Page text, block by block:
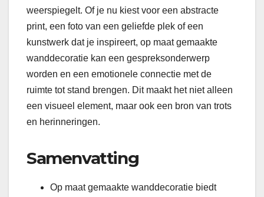
weerspiegelt. Of je nu kiest voor een abstracte
print, een foto van een geliefde plek of een
kunstwerk dat je inspireert, op maat gemaakte
wanddecoratie kan een gespreksonderwerp
worden en een emotionele connectie met de
ruimte tot stand brengen. Dit maakt het niet alleen
een visueel element, maar ook een bron van trots
en herinneringen.
Samenvatting
Op maat gemaakte wanddecoratie biedt